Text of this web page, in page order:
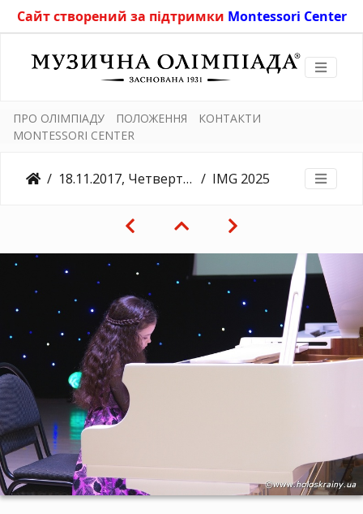
Сайт створений за підтримки Montessori Center
ПРО ОЛІМПІАДУ ПОЛОЖЕННЯ
КОНТАКТИ
MONTESSORI CENTER
18.11.2017, Четвертий конкурсний день, Університет Грінченка IMG 2025